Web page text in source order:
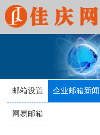
邮箱设置 企业邮箱新闻
网易邮箱